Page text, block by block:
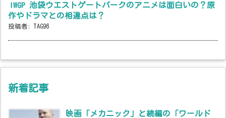
IWGP 池袋ウエストゲートパークのアニメは面白いの？原
作やドラマとの相違点は？
投稿者: TAG96
新着記事
映画「メカニック」と続編の「ワールド